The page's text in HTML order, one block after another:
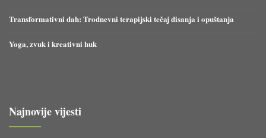
Transformativni dah: Trodnevni terapijski tečaj disanja i opuštanja
Yoga, zvuk i kreativni huk
Najnovije vijesti